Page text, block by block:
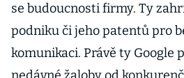
se budoucnosti firmy. Ty
podniku či jeho patentů pro
komunikaci. Právě ty Google